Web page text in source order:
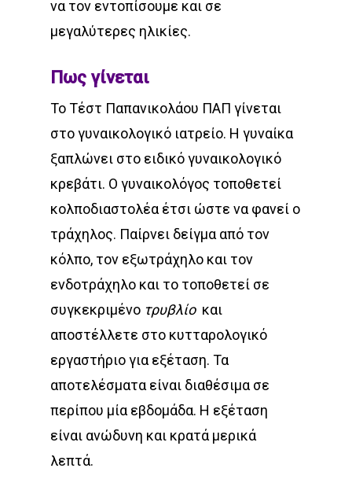
να τον εντοπίσουμε και σε
μεγαλύτερες ηλικίες.
Πως γίνεται
Το Τέστ Παπανικολάου ΠΑΠ γίνεται
στο γυναικολογικό ιατρείο. Η γυναίκα
ξαπλώνει στο ειδικό γυναικολογικό
κρεβάτι. Ο γυναικολόγος τοποθετεί
κολποδιαστολέα έτσι ώστε να φανεί ο
τράχηλος. Παίρνει δείγμα από τον
κόλπο, τον εξωτράχηλο και τον
ενδοτράχηλο και το τοποθετεί σε
συγκεκριμένο τρυβλίοκαι
αποστέλλετε στο κυτταρολογικό
εργαστήριο για εξέταση. Τα
αποτελέσματα είναι διαθέσιμα σε
περίπου μία εβδομάδα. Η εξέταση
είναι ανώδυνη και κρατά μερικά
λεπτά.